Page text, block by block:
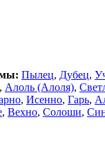
Пылец, Дубец,
, Алоль (Алоля),
, Исенно, Гарь,
, Вехно, Солоши,